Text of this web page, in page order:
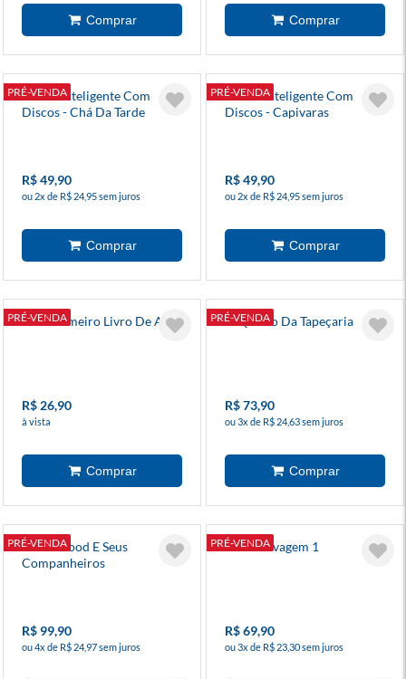
PRÉ-VENDA
Diário Inteligente Com
Discos - Chá Da Tarde
R$ 49,90
ou 2x de R$ 24,95 sem juros
PRÉ-VENDA
Diário Inteligente Com
Discos - Capivaras
R$ 49,90
ou 2x de R$ 24,95 sem juros
PRÉ-VENDA
Meu Primeiro Livro De Aves
R$ 26,90
à vista
PRÉ-VENDA
O Quarto Da Tapeçaria
R$ 73,90
ou 3x de R$ 24,63 sem juros
PRÉ-VENDA
Robin Hood E Seus
Companheiros
R$ 99,90
ou 4x de R$ 24,97 sem juros
PRÉ-VENDA
Zona Selvagem 1
R$ 69,90
ou 3x de R$ 23,30 sem juros